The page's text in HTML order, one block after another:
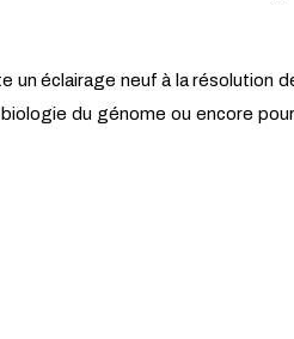
un éclairage neuf à la résolution
du génome ou encore